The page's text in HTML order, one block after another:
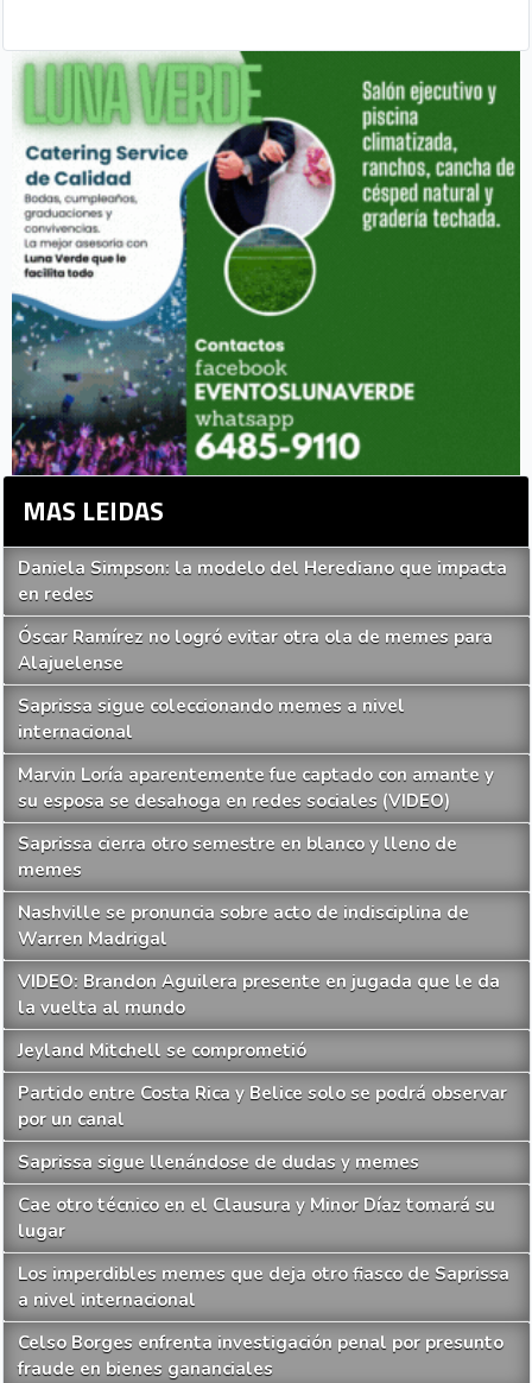
MAS LEIDAS
Daniela Simpson: la modelo del Herediano que impacta
en redes
Óscar Ramírez no logró evitar otra ola de memes para
Alajuelense
Saprissa sigue coleccionando memes a nivel
internacional
Marvin Loría aparentemente fue captado con amante y
su esposa se desahoga en redes sociales (VIDEO)
Saprissa cierra otro semestre en blanco y lleno de
memes
Nashville se pronuncia sobre acto de indisciplina de
Warren Madrigal
VIDEO: Brandon Aguilera presente en jugada que le da
la vuelta al mundo
Jeyland Mitchell se comprometió
Partido entre Costa Rica y Belice solo se podrá observar
por un canal
Saprissa sigue llenándose de dudas y memes
Cae otro técnico en el Clausura y Minor Díaz tomará su
lugar
Los imperdibles memes que deja otro fiasco de Saprissa
a nivel internacional
Celso Borges enfrenta investigación penal por presunto
fraude en bienes gananciales